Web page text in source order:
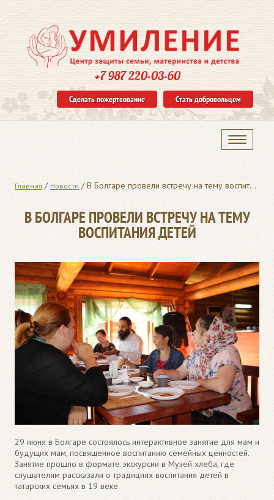
+7 987 220-03-60
Стать добровольцем
Сделать пожертвование
Главная / Новости / В Болгаре провели встречу на тему воспитания детей
В БОЛГАРЕ ПРОВЕЛИ ВСТРЕЧУ НА ТЕМУ
ВОСПИТАНИЯ ДЕТЕЙ
29 июня в Болгаре состоялось интерактивное занятие для мам и
будущих мам, посвященное воспитанию семейных ценностей.
Занятие прошло в формате экскурсии в Музей хлеба, где
слушателям рассказали о традициях воспитания детей в
татарских семьях в 19 веке.